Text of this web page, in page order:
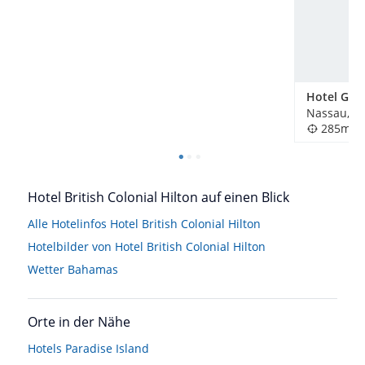
Hotel
Nassau,
285m
Hotel British Colonial Hilton auf einen Blick
Alle Hotelinfos Hotel British Colonial Hilton
Hotelbilder von Hotel British Colonial Hilton
Wetter Bahamas
Orte in der Nähe
Hotels Paradise Island